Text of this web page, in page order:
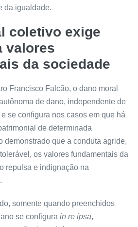
da igualdade.
coletivo exige
valores
da sociedade
Francisco Falcão, o dano moral
de dano, independente de
se configura nos casos em que há
de determinada
demonstrado que a conduta agride,
os valores fundamentais da
repulsa e indignação na
somente quando preenchidos
se configura in re ipsa,